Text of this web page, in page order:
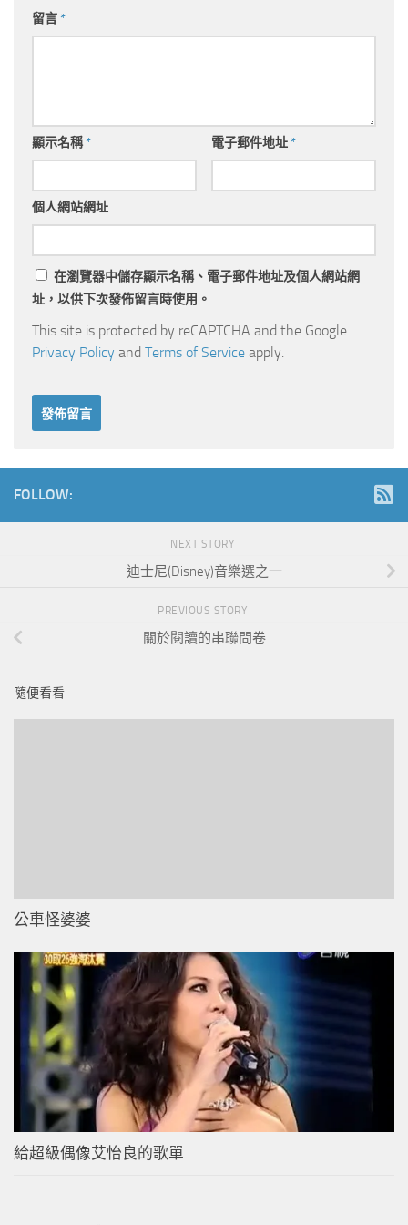
留言*
顯示名稱* 電子郵件地址*
個人網站網址
在瀏覽器中儲存顯示名稱、電子郵件地址及個人網站網
址，以供下次發佈留言時使用。
This site is protected by reCAPTCHA and the Google
Privacy Policy and Terms of Service apply.
FOLLOW:
NEXT STORY
迪士尼(Disney)音樂選之一
PREVIOUS STORY
關於閱讀的串聯問卷
隨便看看
公車怪婆婆
給超級偶像艾怡良的歌單